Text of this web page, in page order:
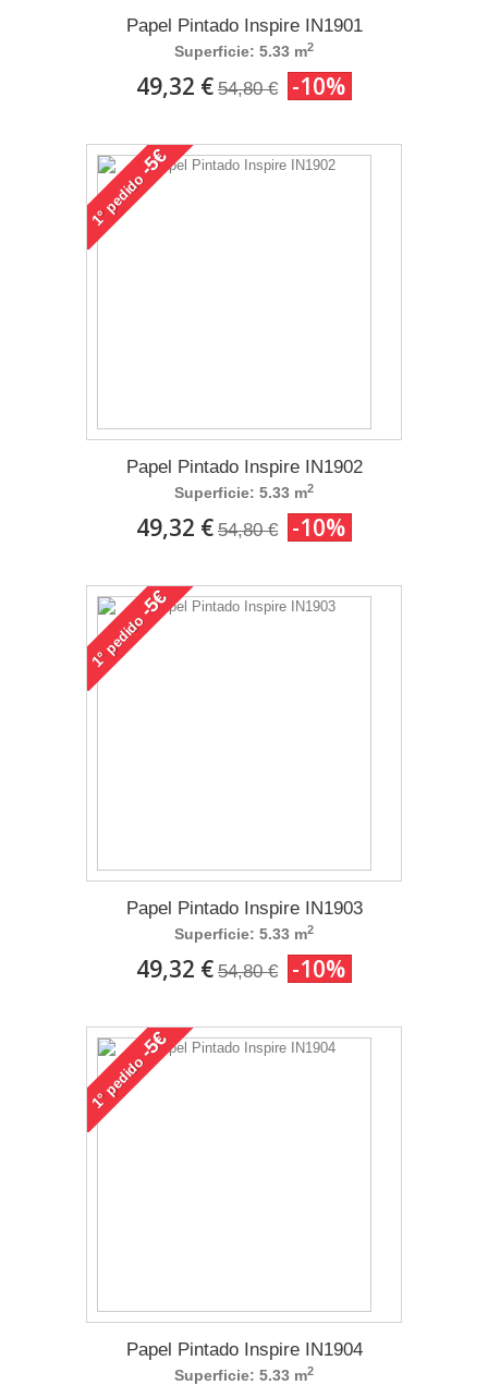
Papel Pintado Inspire IN1901
Superficie: 5.33 m2
49,32 € 54,80 € -10%
1°
pedido
-5€
Papel Pintado Inspire IN1902
Superficie: 5.33 m2
49,32 € 54,80 € -10%
1°
pedido
-5€
Papel Pintado Inspire IN1903
Superficie: 5.33 m2
49,32 € 54,80 € -10%
1°
pedido
-5€
Papel Pintado Inspire IN1904
Superficie: 5.33 m2